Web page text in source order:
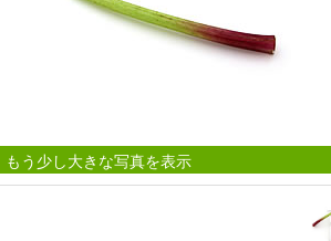
もう少し大きな写真を表示